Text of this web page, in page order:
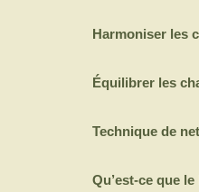
Harmoniser les
Équilibrer les
Technique de
Qu’est-ce que